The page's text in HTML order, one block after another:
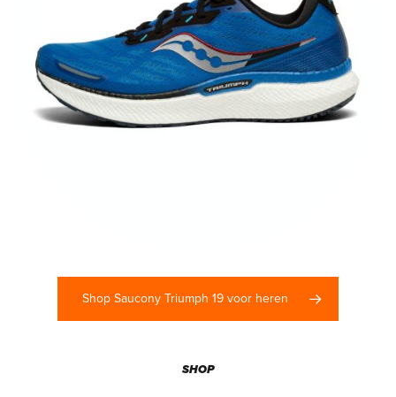
Shop Saucony Triumph 19 voor heren
SHOP